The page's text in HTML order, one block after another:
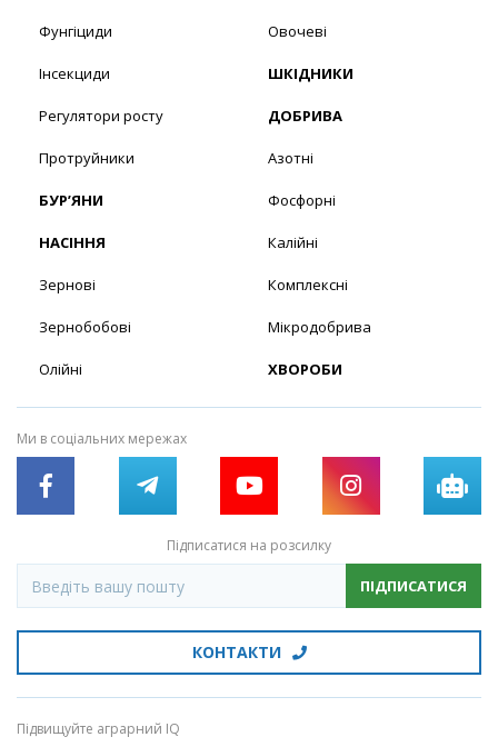
Фунгіциди
Інсекциди
Регулятори росту
Протруйники
БУР’ЯНИ
НАСІННЯ
Зернові
Зернобобові
Олійні
Овочеві
ШКІДНИКИ
ДОБРИВА
Азотні
Фосфорні
Калійні
Комплексні
Мікродобрива
ХВОРОБИ
Ми в соціальних мережах
Підписатися на розсилку
ПІДПИСАТИСЯ
КОНТАКТИ
Підвищуйте аграрний IQ